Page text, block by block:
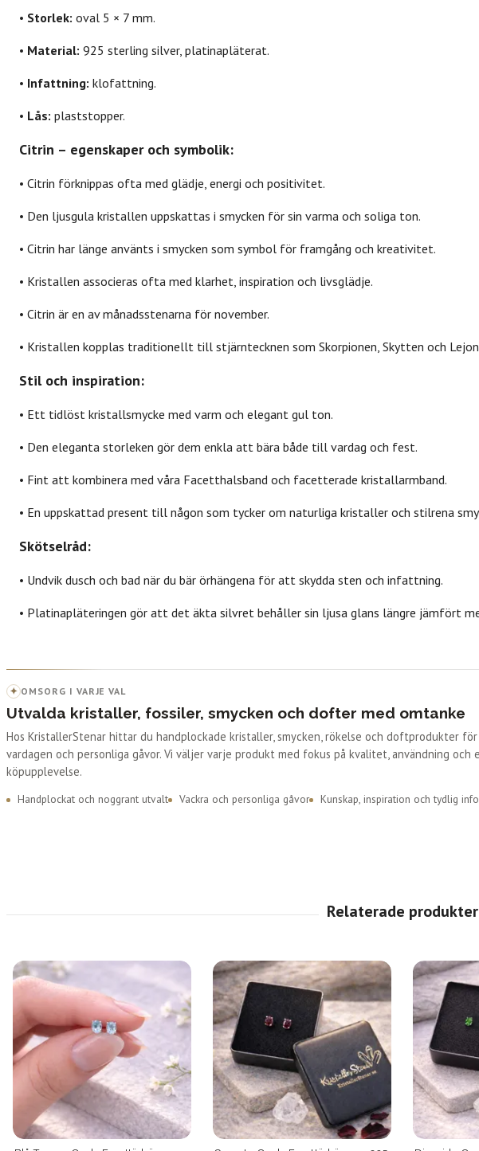
Astrologi • Änglanummer
• Storlek: oval 5 × 7 mm.
• Material: 925 sterling silver, platinapläterat.
• Infattning: klofattning.
• Lås: plaststopper.
Citrin – egenskaper och symbolik:
• Citrin förknippas ofta med glädje, energi och positivitet.
• Den ljusgula kristallen uppskattas i smycken för sin varma och soliga ton.
• Citrin har länge använts i smycken som symbol för framgång och kreativitet.
• Kristallen associeras ofta med klarhet, inspiration och livsglädje.
• Citrin är en av månadsstenarna för november.
• Kristallen kopplas traditionellt till stjärntecknen som Skorpionen, Skytten och
Stil och inspiration:
• Ett tidlöst kristallsmycke med varm och elegant gul ton.
• Den eleganta storleken gör dem enkla att bära både till vardag och fest.
• Fint att kombinera med våra Facetthalsband och facetterade kristallarmband.
• En uppskattad present till någon som tycker om naturliga kristaller och stilrena
Skötselråd:
• Undvik dusch och bad när du bär örhängena för att skydda sten och infattning.
• Platinapläteringen gör att det äkta silvret behåller sin ljusa glans längre jämfört
✦ OMSORG I VARJE VAL
Utvalda kristaller, fossiler, smycken och dofter med omtanke
Hos KristallerStenar hittar du handplockade kristaller, smycken, rökelse och doftprodukter
vardagen och personliga gåvor. Vi väljer varje produkt med fokus på kvalitet, användning och
köpupplevelse.
Handplockat och noggrant utvalt Vackra och personliga gåvor Kunskap, inspiration och tydlig